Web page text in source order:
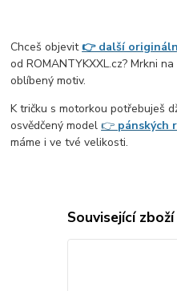
Chceš objevit👉 další
od ROMANTYKXXL.cz? Mrkni
oblíbený motiv.
K tričku s motorkou potřebuješ
osvědčený model👉 pánských
máme i ve tvé velikosti.
Související zboží